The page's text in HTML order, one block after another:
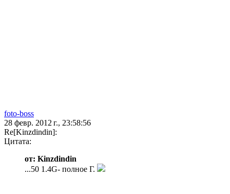
foto-boss
28 февр. 2012 г., 23:58:56
Re[Kinzdindin]:
Цитата:
от: Kinzdindin
...50 1.4G- полное Г.